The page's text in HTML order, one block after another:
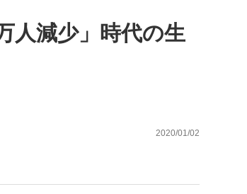
「クマが悪者扱いされているのが悲しい」『北の国か
人減少」時代の生
2020/01/02